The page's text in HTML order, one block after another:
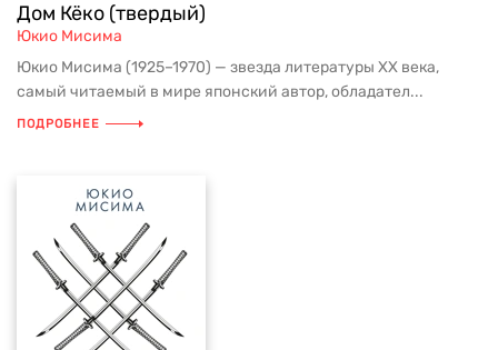
Дом Кёко (твердый)
Юкио Мисима
Юкио Мисима (1925–1970) — звезда литературы XX века,
самый читаемый в мире японский автор, обладател...
ПОДРОБНЕЕ